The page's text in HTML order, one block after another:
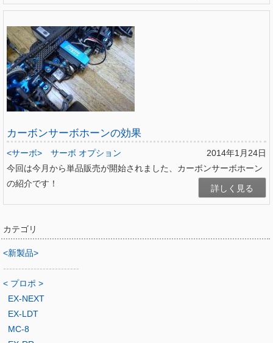
カーボンサーボホーンの効果
2014年1月24日
<サーボ>
サーボ オプション
今回は今月から単品販売が開始されました、カーボンサーボホーン
の紹介です！
詳しく見る
カテゴリ
<新製品>
-------------------------
< プロポ >
EX-NEXT
EX-LDT
MC-8